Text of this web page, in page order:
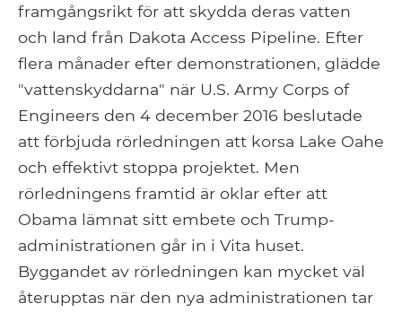
framgångsrikt för att skydda deras vatten
och land från Dakota Access Pipeline. Efter
flera månader efter demonstrationen, glädde
"vattenskyddarna" när U.S. Army Corps of
Engineers den 4 december 2016 beslutade
att förbjuda rörledningen att korsa Lake Oahe
och effektivt stoppa projektet. Men
rörledningens framtid är oklar efter att
Obama lämnat sitt embete och Trump-
administrationen går in i Vita huset.
Byggandet av rörledningen kan mycket väl
återupptas när den nya administrationen tar